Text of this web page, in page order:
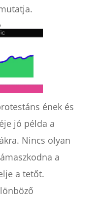
ének és
jó példa a
Nincs olyan
a
a tetőt.